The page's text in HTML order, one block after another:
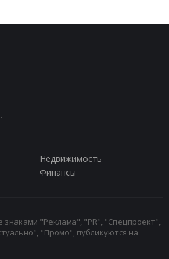
Недвижимость
Финансы
"Реклама", "PR", "Спецпроект",
"Промо", публикуются на